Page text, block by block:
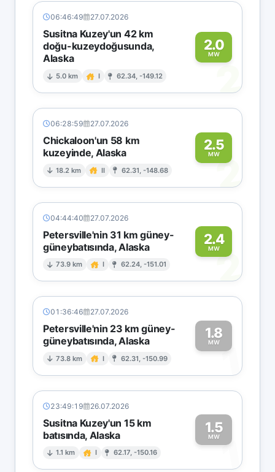
06:46:49 27.07.2026
Susitna Kuzey'un 42 km
doğu-kuzeydoğusunda,
Alaska
5.0 km I 62.34, -149.12
2.0
MW
2
06:28:59 27.07.2026
Chickaloon'un 58 km
kuzeyinde, Alaska
18.2 km II 62.31, -148.68
2.5
MW2
04:44:40 27.07.2026
Petersville'nin 31 km güney-
güneybatısında, Alaska
73.9 km I 62.24, -151.01
2.4
MW2
01:36:46 27.07.2026
Petersville'nin 23 km güney-
güneybatısında, Alaska
73.8 km I 62.31, -150.99
1.8
MW1
23:49:19 26.07.2026
Susitna Kuzey'un 15 km
batısında, Alaska
1.1 km I 62.17, -150.16
1.5
MW1